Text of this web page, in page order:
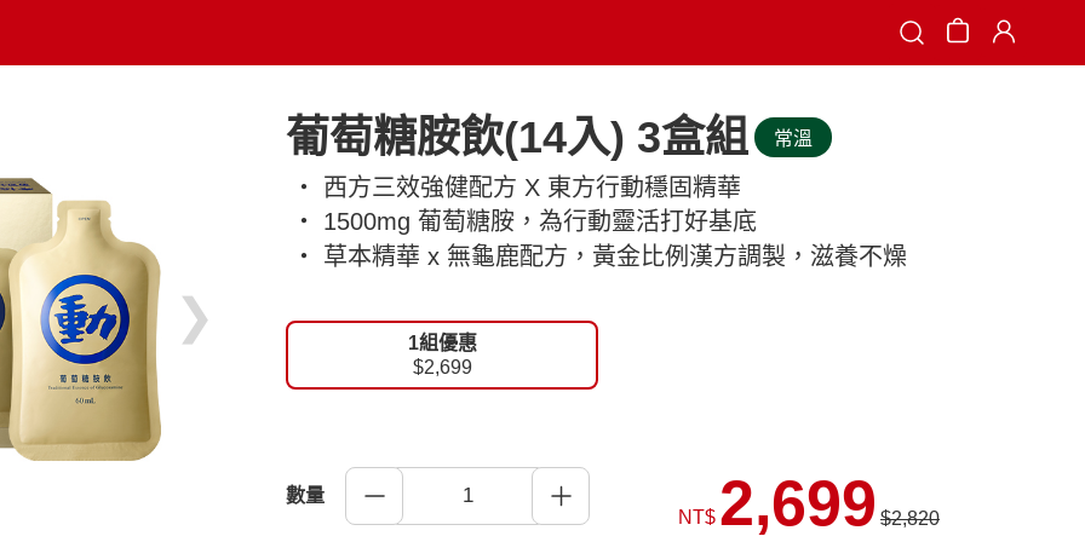
Search
❯
葡萄糖胺飲(14入) 3盒組 常溫
‧ 西方三效強健配方 X 東方行動穩固精華
‧ 1500mg 葡萄糖胺，為行動靈活打好基底
‧ 草本精華 x 無龜鹿配方，黃金比例漢方調製，滋養不燥
1組優惠
$2,699
數量
NT$ 2,699 $2,820